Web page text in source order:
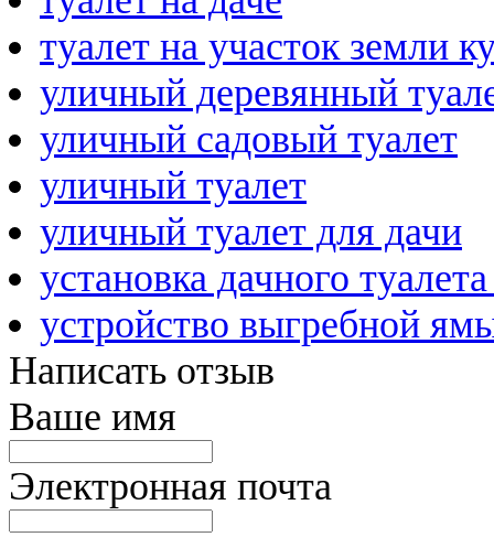
туалет на участок земли
уличный деревянный
уличный садовый туалет
уличный туалет
уличный туалет для дачи
установка дачного
устройство выгребной
Написать отзыв
Ваше имя
Электронная почта